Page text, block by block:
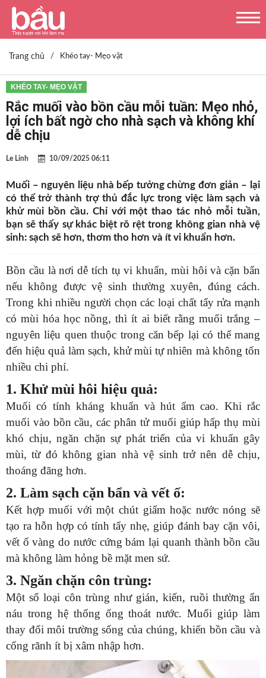
Trang chủ / Khéo tay- Mẹo vặt
KHÉO TAY- MẸO VẶT
Rắc muối vào bồn cầu mỗi tuần: Mẹo nhỏ,
lợi ích bất ngờ cho nhà sạch và không khí
dễ chịu
Le Linh 10/09/2025 06:11
Muối – nguyên liệu nhà bếp tưởng chừng đơn giản – lại
có thể trở thành trợ thủ đắc lực trong việc làm sạch và
khử mùi bồn cầu. Chỉ với một thao tác nhỏ mỗi tuần,
bạn sẽ thấy sự khác biệt rõ rệt trong không gian nhà vệ
sinh: sạch sẽ hơn, thơm tho hơn và ít vi khuẩn hơn.
Bồn cầu là nơi dễ tích tụ vi khuẩn, mùi hôi và cặn bẩn
nếu không được vệ sinh thường xuyên, đúng cách.
Trong khi nhiều người chọn các loại chất tẩy rửa mạnh
có mùi hóa học nồng, thì ít ai biết rằng muối trắng –
nguyên liệu quen thuộc trong căn bếp lại có thể mang
đến hiệu quả làm sạch, khử mùi tự nhiên mà không tốn
nhiều chi phí.
1. Khử mùi hôi hiệu quả:
Muối có tính kháng khuẩn và hút ẩm cao. Khi rắc
muối vào bồn cầu, các phân tử muối giúp hấp thụ mùi
khó chịu, ngăn chặn sự phát triển của vi khuẩn gây
mùi, từ đó không gian nhà vệ sinh trở nên dễ chịu,
thoáng đãng hơn.
2. Làm sạch cặn bẩn và vết ố:
Kết hợp muối với một chút giấm hoặc nước nóng sẽ
tạo ra hỗn hợp có tính tẩy nhẹ, giúp đánh bay cặn vôi,
vết ố vàng do nước cứng bám lại quanh thành bồn cầu
mà không làm hỏng bề mặt men sứ.
3. Ngăn chặn côn trùng:
Một số loại côn trùng như gián, kiến, ruồi thường ẩn
náu trong hệ thống ống thoát nước. Muối giúp làm
thay đổi môi trường sống của chúng, khiến bồn cầu và
cống rãnh ít bị xâm nhập hơn.